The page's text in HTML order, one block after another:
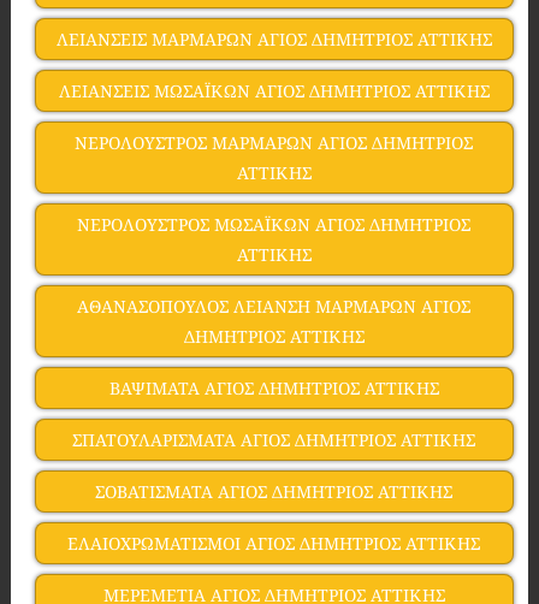
ΛΕΙΑΝΣΕΙΣ ΜΑΡΜΑΡΩΝ ΑΓΙΟΣ ΔΗΜΗΤΡΙΟΣ ΑΤΤΙΚΗΣ
ΛΕΙΑΝΣΕΙΣ ΜΩΣΑΪΚΩΝ ΑΓΙΟΣ ΔΗΜΗΤΡΙΟΣ ΑΤΤΙΚΗΣ
ΝΕΡΟΛΟΥΣΤΡΟΣ ΜΑΡΜΑΡΩΝ ΑΓΙΟΣ ΔΗΜΗΤΡΙΟΣ
ΑΤΤΙΚΗΣ
ΝΕΡΟΛΟΥΣΤΡΟΣ ΜΩΣΑΪΚΩΝ ΑΓΙΟΣ ΔΗΜΗΤΡΙΟΣ
ΑΤΤΙΚΗΣ
ΑΘΑΝΑΣΟΠΟΥΛΟΣ ΛΕΙΑΝΣΗ ΜΑΡΜΑΡΩΝ ΑΓΙΟΣ
ΔΗΜΗΤΡΙΟΣ ΑΤΤΙΚΗΣ
ΒΑΨΙΜΑΤΑ ΑΓΙΟΣ ΔΗΜΗΤΡΙΟΣ ΑΤΤΙΚΗΣ
ΣΠΑΤΟΥΛΑΡΙΣΜΑΤΑ ΑΓΙΟΣ ΔΗΜΗΤΡΙΟΣ ΑΤΤΙΚΗΣ
ΣΟΒΑΤΙΣΜΑΤΑ ΑΓΙΟΣ ΔΗΜΗΤΡΙΟΣ ΑΤΤΙΚΗΣ
ΕΛΑΙΟΧΡΩΜΑΤΙΣΜΟΙ ΑΓΙΟΣ ΔΗΜΗΤΡΙΟΣ ΑΤΤΙΚΗΣ
ΜΕΡΕΜΕΤΙΑ ΑΓΙΟΣ ΔΗΜΗΤΡΙΟΣ ΑΤΤΙΚΗΣ